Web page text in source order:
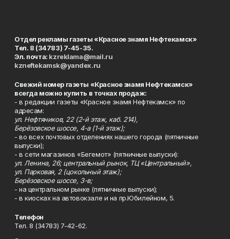
Отдел рекламы газеты «Красное знамя Нефтекамск»
Тел. 8 (34783) 7-45-35.
Эл. почта: kzreklama@mail.ru
kzneftekamsk@yandex.ru
Свежий номер газеты «Красное знамя Нефтекамск»
всегда можно купить в точках продаж:
- в редакции газеты «Красное знамя Нефтекамск» по
адресам:
ул. Нефтяников, 22 (2-й этаж, каб. 214),
Берёзовское шоссе, 4-а (1-й этаж);
- во всех почтовых отделениях нашего города (пятничные
выпуски);
- в сети магазинов «Бегемот» (пятничные выпуски):
ул. Ленина, 26; центральный рынок, ТЦ «Центральный»,
ул. Парковая, 2 (цокольный этаж);
Берёзовское шоссе, 3-в;
- на центральном рынке (пятничные выпуски);
- в киосках на автовокзале и на пр.Юбилейном, 5.
Телефон
Тел. 8 (34783) 7-42-62.